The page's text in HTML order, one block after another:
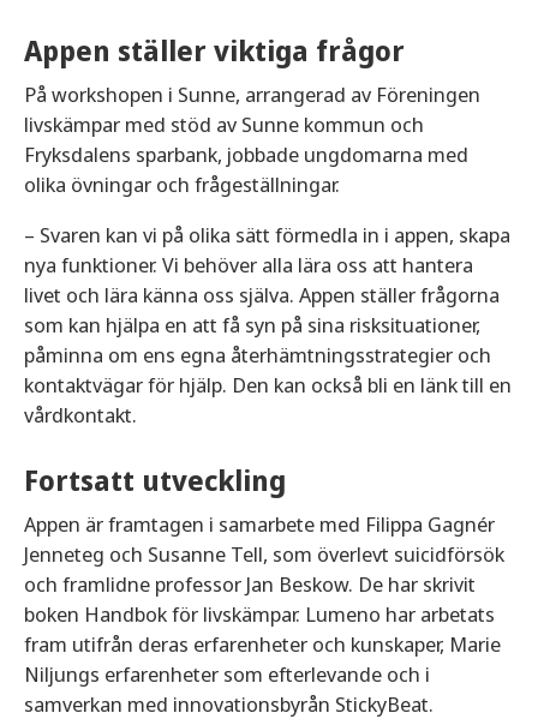
Appen ställer viktiga frågor
På workshopen i Sunne, arrangerad av Föreningen
livskämpar med stöd av Sunne kommun och
Fryksdalens sparbank, jobbade ungdomarna med
olika övningar och frågeställningar.
– Svaren kan vi på olika sätt förmedla in i appen, skapa
nya funktioner. Vi behöver alla lära oss att hantera
livet och lära känna oss själva. Appen ställer frågorna
som kan hjälpa en att få syn på sina risksituationer,
påminna om ens egna återhämtningsstrategier och
kontaktvägar för hjälp. Den kan också bli en länk till en
vårdkontakt.
Fortsatt utveckling
Appen är framtagen i samarbete med Filippa Gagnér
Jenneteg och Susanne Tell, som överlevt suicidförsök
och framlidne professor Jan Beskow. De har skrivit
boken Handbok för livskämpar. Lumeno har arbetats
fram utifrån deras erfarenheter och kunskaper, Marie
Niljungs erfarenheter som efterlevande och i
samverkan med innovationsbyrån StickyBeat.